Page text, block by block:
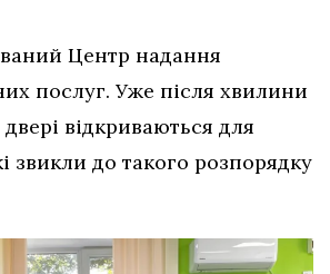
Центр надання
послуг. Уже після хвилини
відкриваються для
звикли до такого розпорядку